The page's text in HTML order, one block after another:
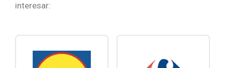
interesar: